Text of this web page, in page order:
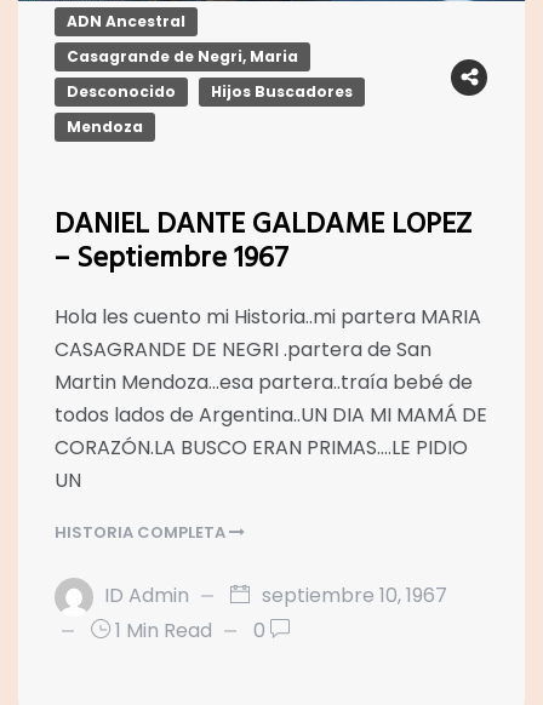
ADN Ancestral
Casagrande de Negri, Maria
Desconocido
Hijos Buscadores
Mendoza
DANIEL DANTE GALDAME LOPEZ
– Septiembre 1967
Hola les cuento mi Historia..mi partera MARIA
CASAGRANDE DE NEGRI .partera de San
Martin Mendoza…esa partera..traía bebé de
todos lados de Argentina..UN DIA MI MAMÁ DE
CORAZÓN.LA BUSCO ERAN PRIMAS….LE PIDIO
UN
HISTORIA COMPLETA
ID Admin
septiembre 10, 1967
1 Min Read
0